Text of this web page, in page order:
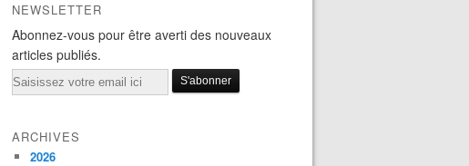
NEWSLETTER
Abonnez-vous pour être averti des nouveaux
articles publiés.
Email
ARCHIVES
2026